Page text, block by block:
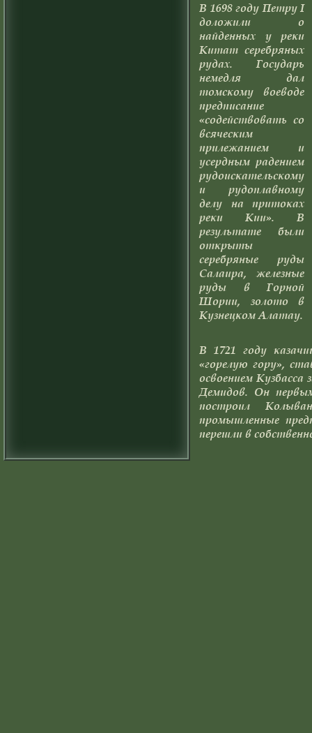
В 1698 году Петру I
доложили о
найденных у реки
Китат серебряных
рудах. Государь
немедля дал
томскому воеводе
предписание
«содействовать со
всяческим
прилежанием и
усердным радением
рудоискательскому
и рудоплавному
делу на притоках
реки Кии». В
результате были
открыты
серебряные руды
Салаира, железные
руды в Горной
Шории, золото в
Кузнецком Алатау.
В 1721 году
«горелую гору»,
освоением
Демидов. Он
построил
промышленные
перешли в